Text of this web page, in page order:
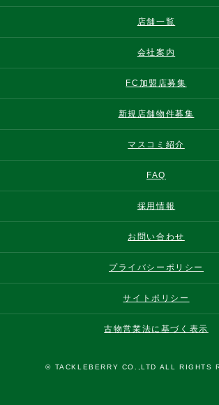
店舗一覧
会社案内
FC加盟店募集
新規店舗物件募集
マスコミ紹介
FAQ
採用情報
お問い合わせ
プライバシーポリシー
サイトポリシー
古物営業法に基づく表示
© TACKLEBERRY CO.,LTD ALL RIGHTS